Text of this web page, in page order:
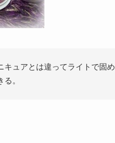
キュアとは違ってライトで固
。